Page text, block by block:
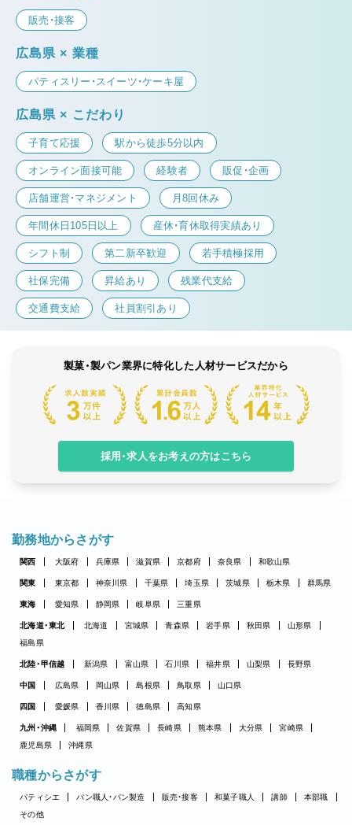
販売・接客
広島県 × 業種
パティスリー・スイーツ・ケーキ屋
広島県 × こだわり
子育て応援 駅から徒歩5分以内
オンライン面接可能 経験者 販促・企画
店舗運営・マネジメント 月8回休み
年間休日105日以上 産休・育休取得実績あり
シフト制 第二新卒歓迎 若手積極採用
社保完備 昇給あり 残業代支給
交通費支給 社員割引あり
製菓・製パン業界に特化した人材サービスだから
採用・求人をお考えの方はこちら
勤務地からさがす
関西 大阪府 兵庫県 滋賀県 京都府 奈良県 和歌山県
関東 東京都 神奈川県 千葉県 埼玉県 茨城県 栃木県 群馬県
東海 愛知県 静岡県 岐阜県 三重県
北海道・東北 北海道 宮城県 青森県 岩手県 秋田県
山形県
福島県
北陸・甲信越 新潟県 富山県 石川県 福井県 山梨県 長野県
中国 広島県 岡山県 島根県 鳥取県 山口県
四国 愛媛県 香川県 徳島県 高知県
九州・沖縄 福岡県 佐賀県 長崎県 熊本県 大分県
宮崎県
鹿児島県
沖縄県
職種からさがす
パティシエ パン職人・パン製造 販売・接客 和菓子職人 講師
本部職
その他